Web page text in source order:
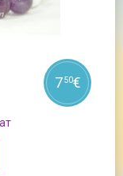
750€